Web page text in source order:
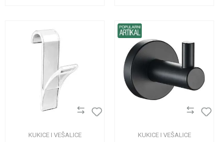
KUKICE I VEŠALICE KUKICE I VEŠALICE